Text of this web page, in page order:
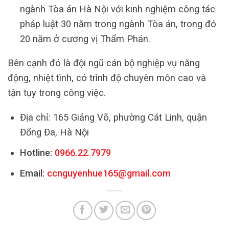
ngành Tòa án Hà Nội với kinh nghiệm công tác
pháp luật 30 năm trong ngành Tòa án, trong đó
20 năm ở cương vị Thẩm Phán.
Bên cạnh đó là đội ngũ cán bộ nghiệp vụ năng
động, nhiệt tình, có trình độ chuyên môn cao và
tận tụy trong công việc.
Địa chỉ: 165 Giảng Võ, phường Cát Linh, quận
Đống Đa, Hà Nội
Hotline: 0966.22.7979
Email: ccnguyenhue165@gmail.com